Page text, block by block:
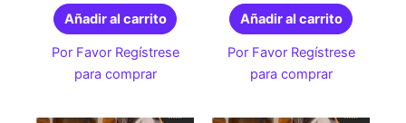
Añadir al carrito
Por Favor Regístrese
para comprar
Añadir al carrito
Por Favor Regístrese
para comprar